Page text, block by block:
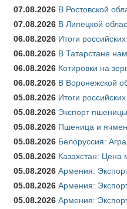
07.08.2026 В Ростовской
07.08.2026 В Липецкой
06.08.2026 Итоги
06.08.2026 В Татарстане
06.08.2026 Котировки на
06.08.2026 В Воронежской
05.08.2026 Итоги
05.08.2026 Экспорт
05.08.2026 Пшеница и
05.08.2026 Белоруссия:
05.08.2026 Казахстан: Цена
05.08.2026 Армения:
05.08.2026 Армения:
05.08.2026 Армения: